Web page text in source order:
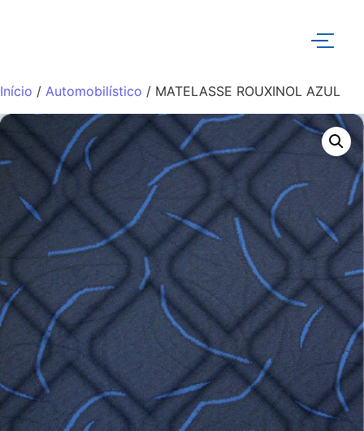
Início / Automobilístico / MATELASSE ROUXINOL AZUL